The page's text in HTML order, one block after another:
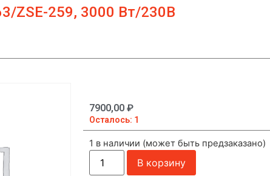
ZSE-259, 3000 Вт/230В
7900,00 ₽
Осталось: 1
1 в наличии (может быть предзаказано)
В корзину